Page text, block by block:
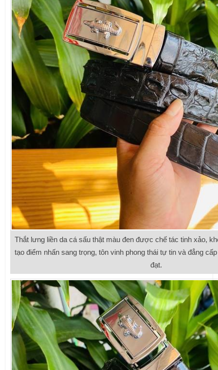
Thắt lưng liền da cá sấu thật màu đen được chế tác tinh xảo,
tạo điểm nhấn sang trọng, tôn vinh phong thái tự tin và đẳng
đạt.